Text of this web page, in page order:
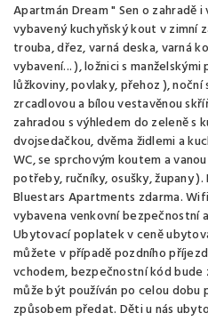
Apartmán Dream " Sen o zahradě
vybavený kuchyňský kout v zimní
trouba, dřez, varná deska, varná
vybavení... ), ložnici s
lůžkoviny, povlaky, přehoz ), noční
zrcadlovou a bílou vestavěnou
zahradou s výhledem do zeleně s
dvojsedačkou, dvěma židlemi a
WC, se sprchovým koutem a
potřeby, ručníky, osušky, župany
Bluestars Apartments zdarma.
vybavena venkovní bezpečnostní
Ubytovací poplatek v ceně
můžete v případě pozdního
vchodem, bezpečnostní kód bude
může být používán po celou
způsobem předat. Děti u nás